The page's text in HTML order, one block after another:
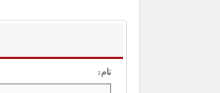
نام: